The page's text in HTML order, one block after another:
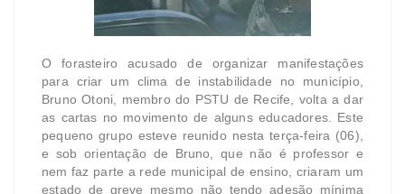
O forasteiro acusado de organizar manifestações
para criar um clima de instabilidade no município,
Bruno Otoni, membro do PSTU de Recife, volta a dar
as cartas no movimento de alguns educadores. Este
pequeno grupo esteve reunido nesta terça-feira (06),
e sob orientação de Bruno, que não é professor e
nem faz parte a rede municipal de ensino, criaram um
estado de greve mesmo não tendo adesão mínima